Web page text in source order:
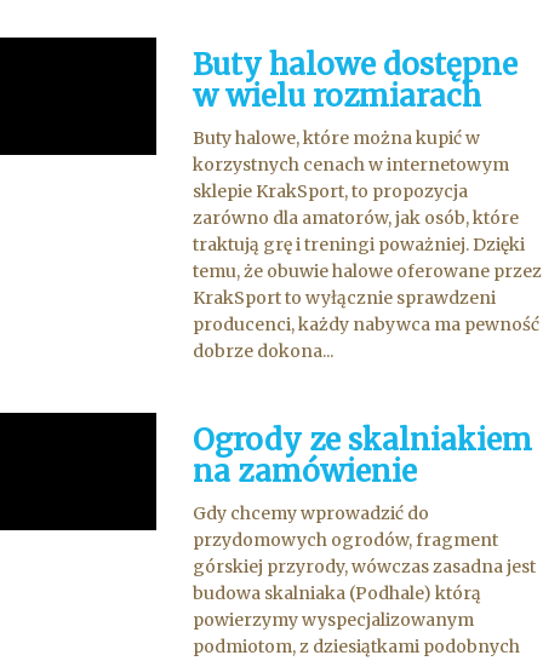
Buty halowe dostępne
w wielu rozmiarach
Buty halowe, które można kupić w
korzystnych cenach w internetowym
sklepie KrakSport, to propozycja
zarówno dla amatorów, jak osób, które
traktują grę i treningi poważniej. Dzięki
temu, że obuwie halowe oferowane przez
KrakSport to wyłącznie sprawdzeni
producenci, każdy nabywca ma pewność
dobrze dokona...
Ogrody ze skalniakiem
na zamówienie
Gdy chcemy wprowadzić do
przydomowych ogrodów, fragment
górskiej przyrody, wówczas zasadna jest
budowa skalniaka (Podhale) którą
powierzymy wyspecjalizowanym
podmiotom, z dziesiątkami podobnych